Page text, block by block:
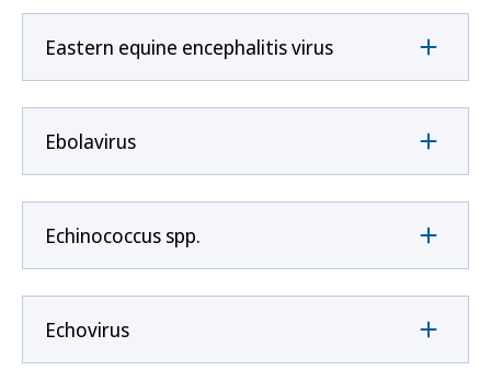
Eastern equine encephalitis virus
Ebolavirus
Echinococcus spp.
Echovirus